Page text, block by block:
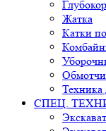
Жатка
Катки
Техника
СПЕЦ.